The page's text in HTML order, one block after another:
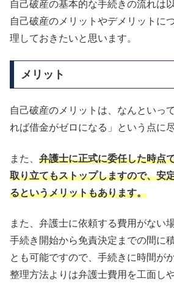
自己破産の基本的な手続きの流れは
自己破産のメリットやデメリットに
理しておきたいと思います。
メリット
自己破産のメリットは、なんといっ
れば借金がゼロになる」という点に
また、 弁護士に正式に委任した時点
取り立てもストップしますので、安
るというメリットもあります。
また、弁護士に依頼する費用がない
手続き開始から免責決定までの間に
とも可能ですので、手続きに時間が
整理方法よりは弁護士費用を工面し